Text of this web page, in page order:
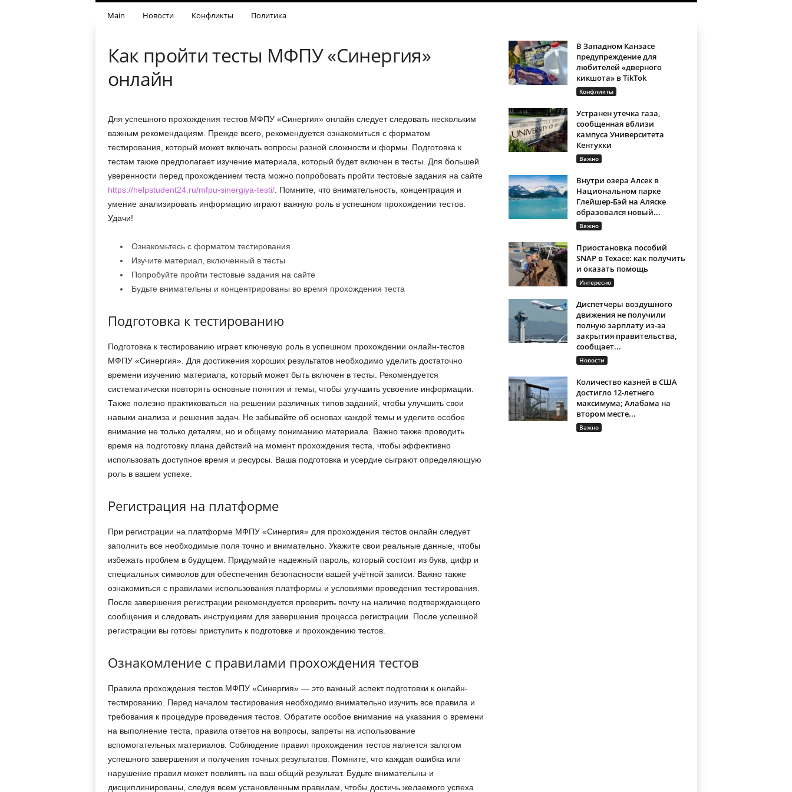
Main Новости Конфликты Политика
Как пройти тесты МФПУ «Синергия»
онлайн
Для успешного прохождения тестов МФПУ «Синергия» онлайн следует следовать нескольким
важным рекомендациям. Прежде всего, рекомендуется ознакомиться с форматом
тестирования, который может включать вопросы разной сложности и формы. Подготовка к
тестам также предполагает изучение материала, который будет включен в тесты. Для большей
уверенности перед прохождением теста можно попробовать пройти тестовые задания на сайте
https://helpstudent24.ru/mfpu-sinergiya-testi/. Помните, что внимательность, концентрация и
умение анализировать информацию играют важную роль в успешном прохождении тестов.
Удачи!
Ознакомьтесь с форматом тестирования
Изучите материал, включенный в тесты
Попробуйте пройти тестовые задания на сайте
Будьте внимательны и концентрированы во время прохождения теста
Подготовка к тестированию
Подготовка к тестированию играет ключевую роль в успешном прохождении онлайн-тестов
МФПУ «Синергия». Для достижения хороших результатов необходимо уделить достаточно
времени изучению материала, который может быть включен в тесты. Рекомендуется
систематически повторять основные понятия и темы, чтобы улучшить усвоение информации.
Также полезно практиковаться на решении различных типов заданий, чтобы улучшить свои
навыки анализа и решения задач. Не забывайте об основах каждой темы и уделите особое
внимание не только деталям, но и общему пониманию материала. Важно также проводить
время на подготовку плана действий на момент прохождения теста, чтобы эффективно
использовать доступное время и ресурсы. Ваша подготовка и усердие сыграют определяющую
роль в вашем успехе.
Регистрация на платформе
При регистрации на платформе МФПУ «Синергия» для прохождения тестов онлайн следует
заполнить все необходимые поля точно и внимательно. Укажите свои реальные данные, чтобы
избежать проблем в будущем. Придумайте надежный пароль, который состоит из букв, цифр и
специальных символов для обеспечения безопасности вашей учётной записи. Важно также
ознакомиться с правилами использования платформы и условиями проведения тестирования.
После завершения регистрации рекомендуется проверить почту на наличие подтверждающего
сообщения и следовать инструкциям для завершения процесса регистрации. После успешной
регистрации вы готовы приступить к подготовке и прохождению тестов.
Ознакомление с правилами прохождения тестов
Правила прохождения тестов МФПУ «Синергия» — это важный аспект подготовки к онлайн-
тестированию. Перед началом тестирования необходимо внимательно изучить все правила и
требования к процедуре проведения тестов. Обратите особое внимание на указания о времени
на выполнение теста, правила ответов на вопросы, запреты на использование
вспомогательных материалов. Соблюдение правил прохождения тестов является залогом
успешного завершения и получения точных результатов. Помните, что каждая ошибка или
нарушение правил может повлиять на ваш общий результат. Будьте внимательны и
дисциплинированы, следуя всем установленным правилам, чтобы достичь желаемого успеха
В Западном Канзасе
предупреждение для
любителей «дверного
кикшота» в TikTok
Конфликты
Устранен утечка газа,
сообщенная вблизи
кампуса Университета
Кентукки
Важно
Внутри озера Алсек в
Национальном парке
Глейшер-Бэй на Аляске
образовался новый...
Важно
Приостановка пособий
SNAP в Техасе: как получить
и оказать помощь
Интересно
Диспетчеры воздушного
движения не получили
полную зарплату из-за
закрытия правительства,
сообщает...
Новости
Количество казней в США
достигло 12-летнего
максимума; Алабама на
втором месте...
Важно